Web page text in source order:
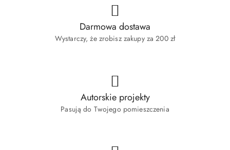
Darmowa dostawa
Wystarczy, że zrobisz zakupy za 200 zł
Autorskie projekty
Pasują do Twojego pomieszczenia